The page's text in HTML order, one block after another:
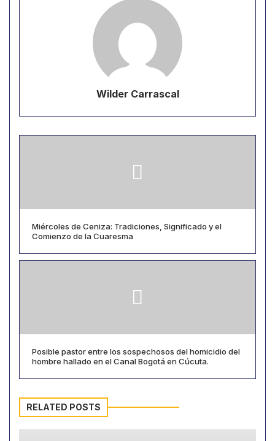
Wilder Carrascal
Miércoles de Ceniza: Tradiciones, Significado y el
Comienzo de la Cuaresma
Posible pastor entre los sospechosos del homicidio del
hombre hallado en el Canal Bogotá en Cúcuta.
RELATED POSTS